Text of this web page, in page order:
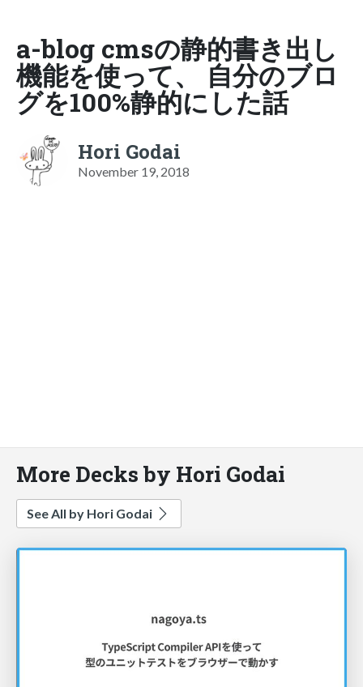
a-blog cmsの静的書き出し
機能を使って、 自分のブロ
グを100%静的にした話
Hori Godai
November 19, 2018
More Decks by Hori Godai
See All by Hori Godai